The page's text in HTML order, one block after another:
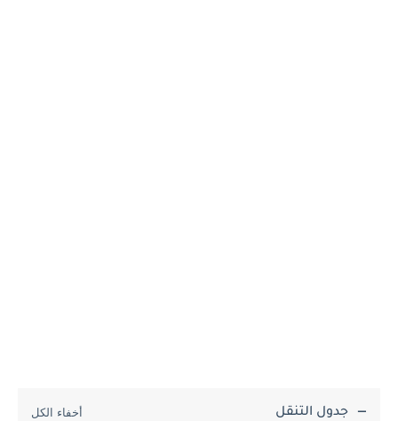
جدول التنقل